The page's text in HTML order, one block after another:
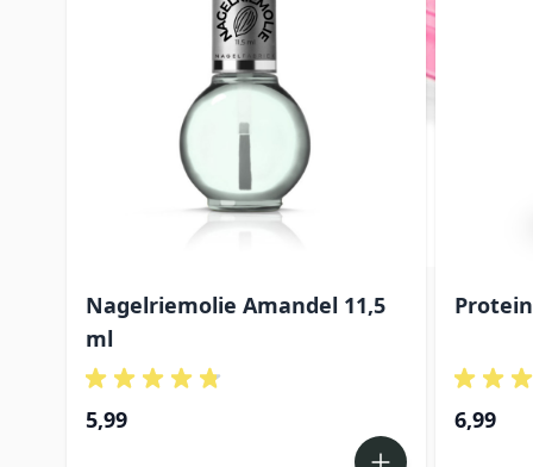
Nagelriemolie Amandel 11,5
ml
5,99 6,99